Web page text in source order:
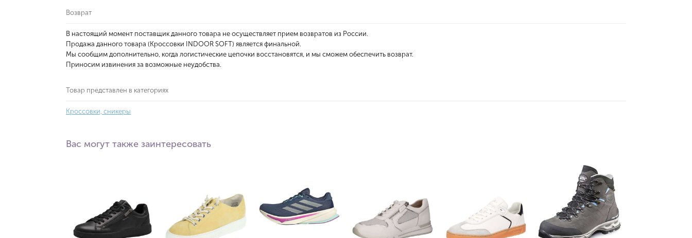
Возврат
В настоящий момент поставщик данного товара не осуществляет прием возвратов из России.
Продажа данного товара (Кроссовки INDOOR SOFT) является финальной.
Мы сообщим дополнительно, когда логистические цепочки восстановятся, и мы сможем обеспечить возврат.
Приносим извинения за возможные неудобства.
Товар представлен в категориях
Кроссовки, сникеры
Вас могут также заинтересовать